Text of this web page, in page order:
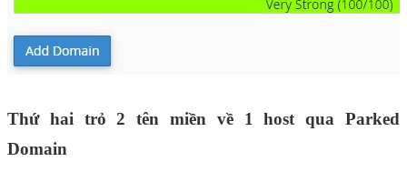
Thứ hai trỏ 2 tên miền về 1 host qua Parked
Domain